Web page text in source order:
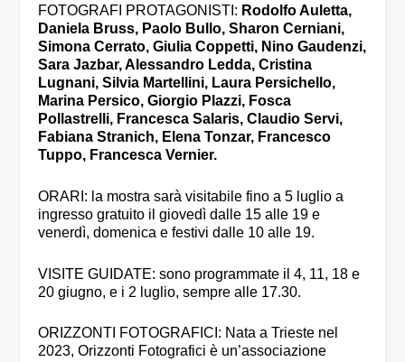
FOTOGRAFI PROTAGONISTI: Rodolfo Auletta,
Daniela Bruss, Paolo Bullo, Sharon Cerniani,
Simona Cerrato, Giulia Coppetti, Nino Gaudenzi,
Sara Jazbar, Alessandro Ledda, Cristina
Lugnani, Silvia Martellini, Laura Persichello,
Marina Persico, Giorgio Plazzi, Fosca
Pollastrelli, Francesca Salaris, Claudio Servi,
Fabiana Stranich, Elena Tonzar, Francesco
Tuppo, Francesca Vernier.
ORARI: la mostra sarà visitabile fino a 5 luglio a
ingresso gratuito il giovedì dalle 15 alle 19 e
venerdì, domenica e festivi dalle 10 alle 19.
VISITE GUIDATE: sono programmate il 4, 11, 18 e
20 giugno, e i 2 luglio, sempre alle 17.30.
ORIZZONTI FOTOGRAFICI: Nata a Trieste nel
2023, Orizzonti Fotografici è un’associazione